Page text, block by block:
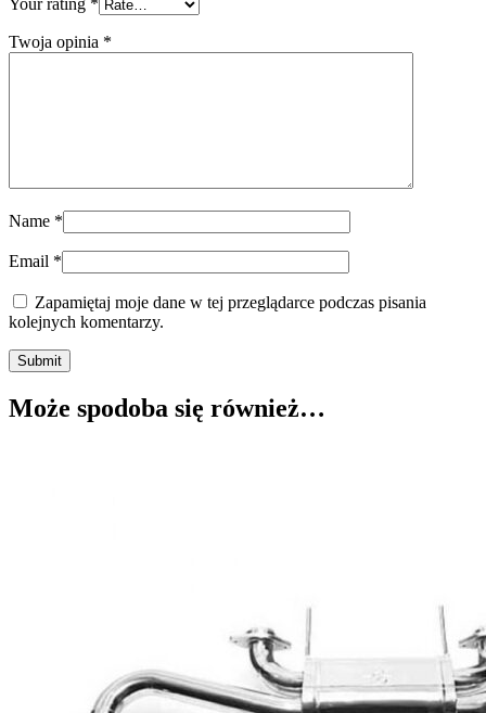
Your rating *
Twoja opinia *
Name *
Email *
Zapamiętaj moje dane w tej przeglądarce podczas pisania
kolejnych komentarzy.
Submit
Może spodoba się również…